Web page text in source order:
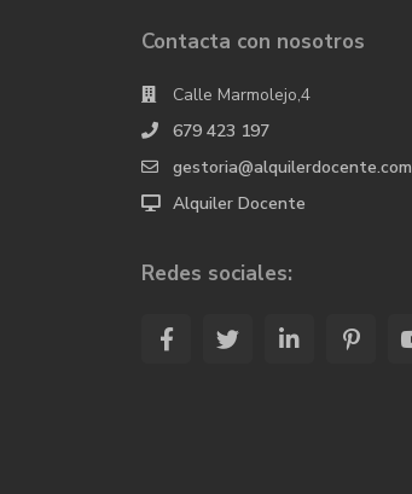
Contacta con nosotros
Calle Marmolejo,4
679 423 197
gestoria@alquilerdocente.com
Alquiler Docente
Redes sociales: